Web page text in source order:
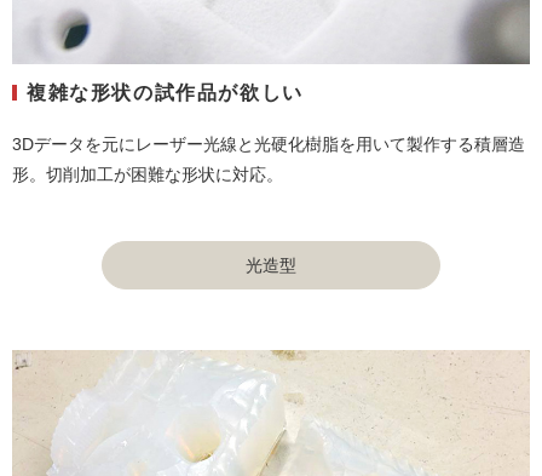
複雑な形状の試作品が欲しい
3Dデータを元にレーザー光線と光硬化樹脂を用いて製作する積層造
形。切削加工が困難な形状に対応。
光造型